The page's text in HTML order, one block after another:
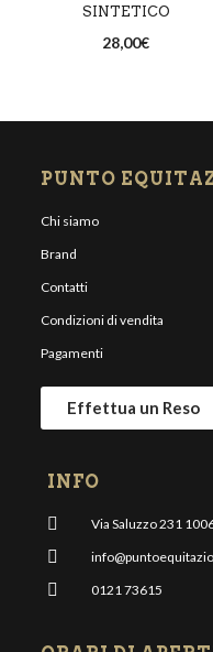
SINTETICO
28,00€
PUNTO
Chi siamo
Brand
Contatti
Condizioni di vendita
Pagamenti
Effettua un Reso
INFO
Via Saluzzo 231
0121 73615